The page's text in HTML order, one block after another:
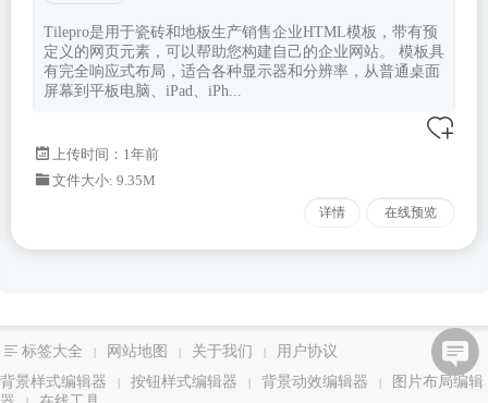
Tilepro是用于瓷砖和地板生产销售企业HTML模板，带有预
定义的网页元素，可以帮助您构建自己的企业网站。 模板具
有完全响应式布局，适合各种显示器和分辨率，从普通桌面
屏幕到平板电脑、iPad、iPh...
上传时间：1年前
文件大小: 9.35M
详情 在线预览
标签大全 | 网站地图 | 关于我们 |
用户协议
背景样式编辑器
| 按钮样式编辑器 | 背景动效编辑器 |
图片布局编辑